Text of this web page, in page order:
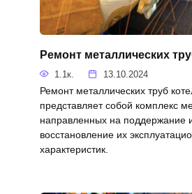
Ремонт металлических
1.1к. 13.10.2024
Ремонт металлических труб
представляет собой комплекс
направленных на поддержание
восстановление их
характеристик.